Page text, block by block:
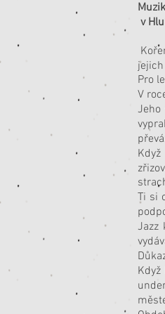
v
Pro
V
Ti si
Jazz